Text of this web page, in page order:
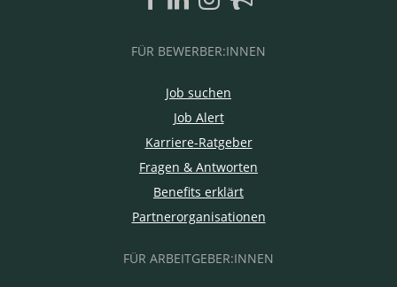
FÜR BEWERBER:INNEN
Job suchen
Job Alert
Karriere-Ratgeber
Fragen & Antworten
Benefits erklärt
Partnerorganisationen
FÜR ARBEITGEBER:INNEN